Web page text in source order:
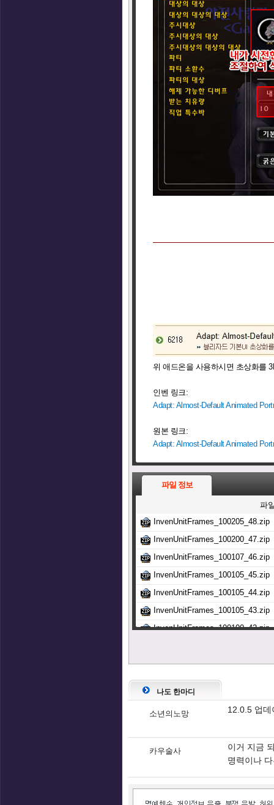
위 애드온을 사용하시면 초상화를
인벤 링크:
Adapt: Almost-Default Animated
원본 링크:
Adapt: Almost-Default Animated
나도 한마디
소년의노망 12.0.5 업데
카우술사
이거 지금
명력이나